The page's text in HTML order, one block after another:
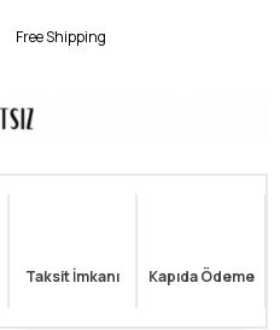
Free Shipping
Taksit İmkanı Kapıda Ödeme